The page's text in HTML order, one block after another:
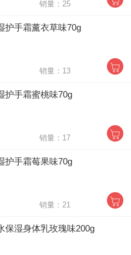
销量：25
护手霜薰衣草味70g
销量：13
护手霜蜜桃味70g
销量：17
护手霜莓果味70g
销量：21
保湿身体乳玫瑰味200g